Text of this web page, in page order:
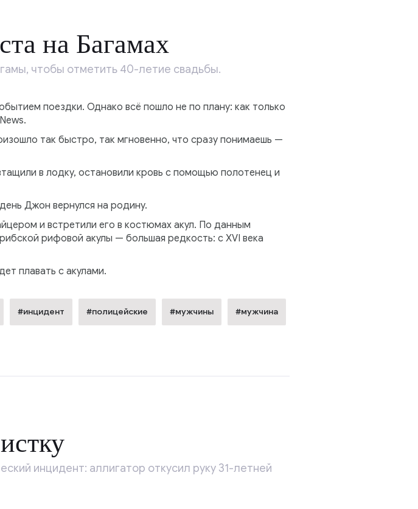
на Багамах
чтобы отметить 40-летие свадьбы.
поездки. Однако всё пошло не по плану: как только
так быстро, так мгновенно, что сразу понимаешь —
в лодку, остановили кровь с помощью полотенец и
Джон вернулся на родину.
и встретили его в костюмах акул. По данным
рифовой акулы — большая редкость: с XVI века
плавать с акулами.
#инцидент #полицейские #мужчины #мужчина
инцидент: аллигатор откусил руку 31-летней